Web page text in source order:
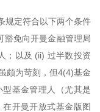
规定符合以下两个条件
豁免向开曼金融管理局
；以及 (ii) 过半数投资
颇为苛刻，但4(4)基金
基金管理人（尤其是
开曼开放式基金版图